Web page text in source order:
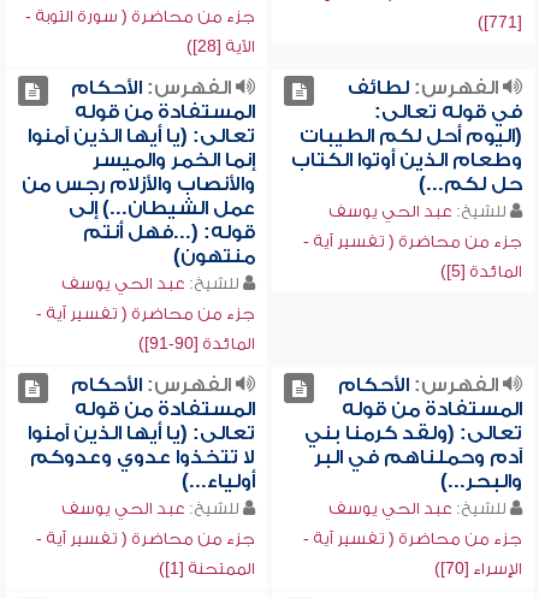
[771])
جزء من محاضرة ( سورة التوبة -
الآية [28])
الفهرس:لطائف
في قوله تعالى:
(اليوم أحل لكم الطيبات
وطعام الذين أوتوا الكتاب
حل لكم...)
للشيخ: عبد الحي يوسف
جزء من محاضرة ( تفسير آية -
المائدة [5])
الفهرس:الأحكام
المستفادة من قوله
تعالى: (يا أيها الذين آمنوا
إنما الخمر والميسر
والأنصاب والأزلام رجس من
عمل الشيطان...) إلى
قوله: (...فهل أنتم
منتهون)
للشيخ: عبد الحي يوسف
جزء من محاضرة ( تفسير آية -
المائدة [90-91])
الفهرس:الأحكام
المستفادة من قوله
تعالى: (ولقد كرمنا بني
آدم وحملناهم في البر
والبحر...)
للشيخ: عبد الحي يوسف
جزء من محاضرة ( تفسير آية -
الإسراء [70])
الفهرس:الأحكام
المستفادة من قوله
تعالى: (يا أيها الذين آمنوا
لا تتخذوا عدوي وعدوكم
أولياء...)
للشيخ: عبد الحي يوسف
جزء من محاضرة ( تفسير آية -
الممتحنة [1])